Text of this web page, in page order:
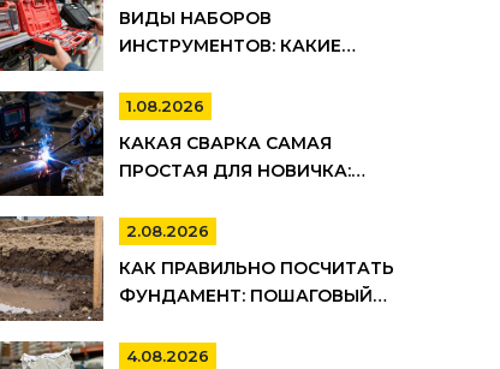
ВИДЫ НАБОРОВ
ИНСТРУМЕНТОВ: КАКИЕ
КАК ВЫБРАТЬ
1.08.2026
КАКАЯ СВАРКА САМАЯ
ПРОСТАЯ ДЛЯ НОВИЧКА:
СОВЕТЫ ПО ВЫБОРУ
2.08.2026
КАК ПРАВИЛЬНО ПОСЧИТАТЬ
ФУНДАМЕНТ: ПОШАГОВЫЙ
АРМАТУРЫ И ОПАЛУБКИ
4.08.2026